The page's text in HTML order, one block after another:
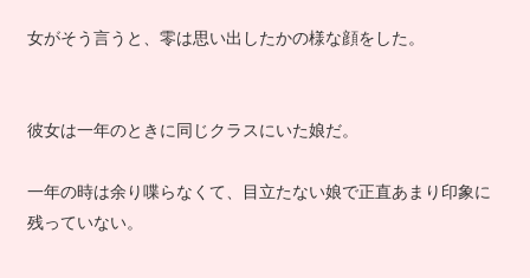
女がそう言うと、零は思い出したかの様な顔をした。
彼女は一年のときに同じクラスにいた娘だ。
一年の時は余り喋らなくて、目立たない娘で正直あまり印象に
残っていない。